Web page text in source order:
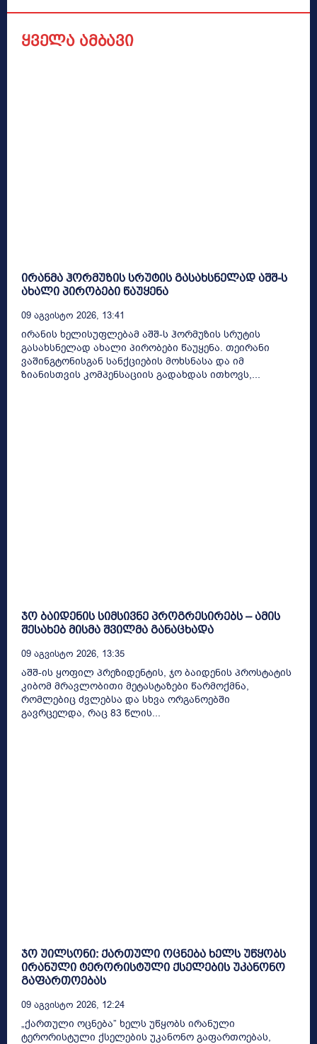
ყველა ამბავი
ირანმა ჰორმუზის სრუტის გასახსნელად აშშ-ს
ახალი პირობები წაუყენა
09 Აგვისტო 2026, 13:41
ირანის ხელისუფლებამ აშშ-ს ჰორმუზის სრუტის
გასახსნელად ახალი პირობები წაუყენა. თეირანი
ვაშინგტონისგან სანქციების მოხსნასა და იმ
ზიანისთვის კომპენსაციის გადახდას ითხოვს,...
ჯო ბაიდენის სიმსივნე პროგრესირებს – ამის
შესახებ მისმა შვილმა განაცხადა
09 Აგვისტო 2026, 13:35
აშშ-ის ყოფილ პრეზიდენტის, ჯო ბაიდენის პროსტატის
კიბომ მრავლობითი მეტასტაზები წარმოქმნა,
რომლებიც ძვლებსა და სხვა ორგანოებში
გავრცელდა, რაც 83 წლის...
ჯო უილსონი: ქართული ოცნება ხელს უწყობს
ირანული ტერორისტული ქსელების უკანონო
გაფართოებას
09 Აგვისტო 2026, 12:24
„ქართული ოცნება” ხელს უწყობს ირანული
ტერორისტული ქსელების უკანონო გაფართოებას,